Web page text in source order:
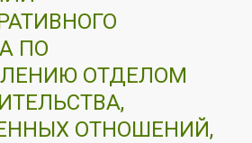
ПО
ОТДЕЛОМ
ОТНОШЕНИЙ,